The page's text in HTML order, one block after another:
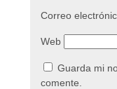
Correo
Web
Guarda mi
comente.